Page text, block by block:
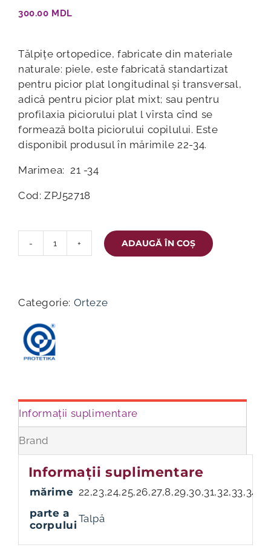
300.00 MDL
Tălpițe ortopedice, fabricate din materiale
naturale: piele, este fabricată standartizat
pentru picior plat longitudinal și transversal,
adică pentru picior plat mixt; sau pentru
profilaxia piciorului plat l vîrsta cînd se
formează bolta piciorului copilului. Este
disponibil produsul în mărimile 22-34.
Marimea: 21 -34
Cod: ZPJ52718
Cantitate
copii
BASIC,
din
piele,
talpă
plată
mixtă
ADAUGĂ ÎN COȘ
Categorie: Orteze
Informații suplimentare
Brand
Informații suplimentare
mărime 22,23,24,25,26,27,8,29,30,31,32,33,34
parte a
corpului
Talpă